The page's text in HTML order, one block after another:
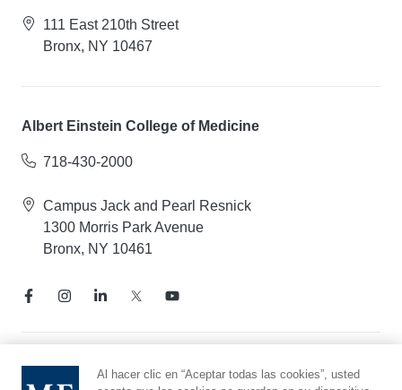
111 East 210th Street
Bronx, NY 10467
Albert Einstein College of Medicine
718-430-2000
Campus Jack and Pearl Resnick
1300 Morris Park Avenue
Bronx, NY 10461
Aviso de prácticas de privacidad
Al hacer clic en “Aceptar todas las cookies”, usted